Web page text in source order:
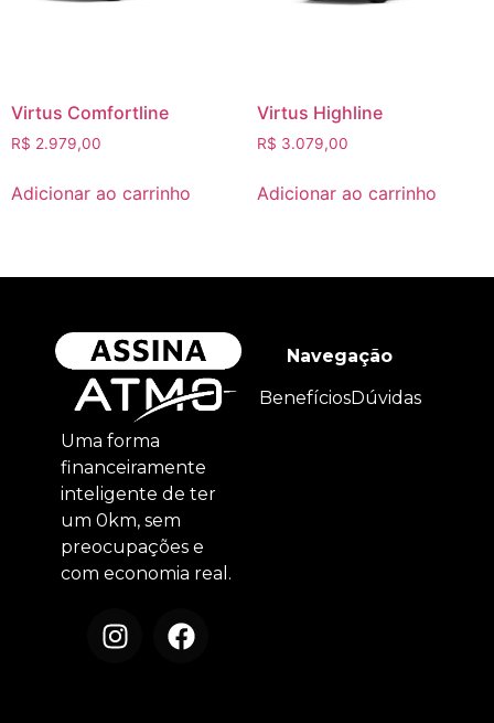
Virtus Comfortline
R$ 2.979,00
Adicionar ao carrinho
Virtus Highline
R$ 3.079,00
Adicionar ao carrinho
Uma forma
financeiramente
inteligente de ter
um 0km, sem
preocupações e
com economia real.
Navegação
BenefíciosDúvidas